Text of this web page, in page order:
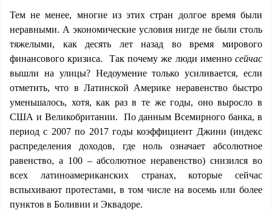
Тем не менее, многие из этих стран долгое время были
неравными. А экономические условия нигде не были столь
тяжелыми, как десять лет назад во время мирового
финансового кризиса. Так почему же люди именно сейчас
вышли на улицы? Недоумение только усиливается, если
отметить, что в Латинской Америке неравенство быстро
уменьшалось, хотя, как раз в те же годы, оно выросло в
США и Великобритании. По данным Всемирного банка, в
период с 2007 по 2017 годы коэффициент Джини (индекс
распределения доходов, где ноль означает абсолютное
равенство, а 100 – абсолютное неравенство) снизился во
всех латиноамериканских странах, которые сейчас
вспыхивают протестами, в том числе на восемь или более
пунктов в Боливии и Эквадоре.